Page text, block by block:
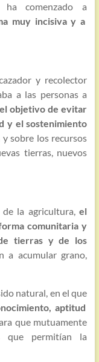
comenzado a
muy incisiva y a
y recolector
a las personas a
objetivo de evitar
y el sostenimiento
sobre los recursos
tierras, nuevos
la agricultura,el
comunitaria y
tierras y de los
a acumular grano,
natural, en el que
aptitud
que mutuamente
que permitían la